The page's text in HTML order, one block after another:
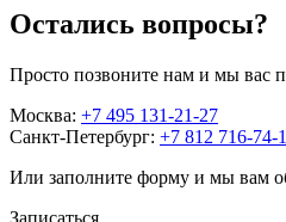
Остались вопросы?
Просто позвоните нам и мы вас
Москва: +7 495 131-21-27
Санкт-Петербург: +7 812 716-74-
Или заполните форму и мы вам